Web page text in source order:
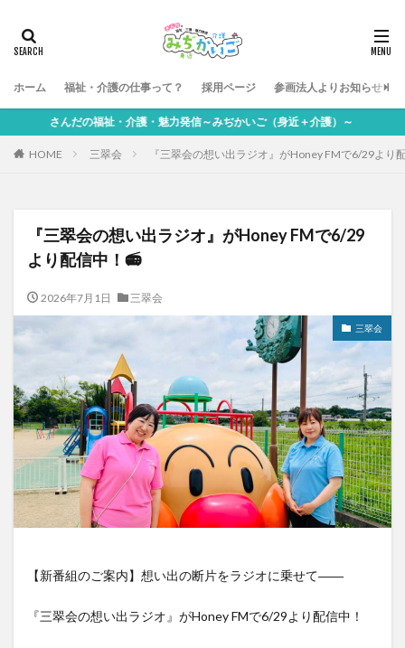
ホーム 福祉・介護の仕事って？ 採用ページ 参画法人よりお知らせ
さんだの福祉・介護・魅力発信～みぢかいご（身近＋介護）～
HOME 三翠会 『三翠会の想い出ラジオ』がHoney FMで6/29より
『三翠会の想い出ラジオ』がHoney FMで6/29
より配信中！📻
2026年7月1日 三翠会
三翠会
【新番組のご案内】想い出の断片をラジオに乗せて――
『三翠会の想い出ラジオ』がHoney FMで6/29より配信中！